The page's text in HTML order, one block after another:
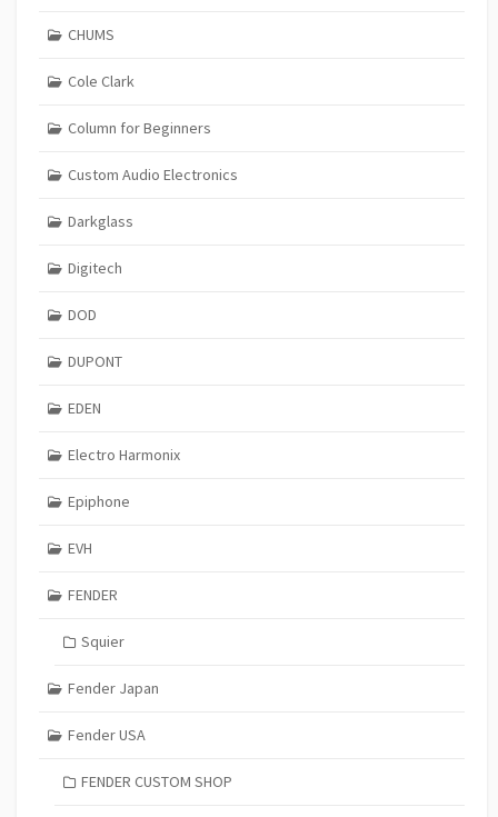
CHUMS
Cole Clark
Column for Beginners
Custom Audio Electronics
Darkglass
Digitech
DOD
DUPONT
EDEN
Electro Harmonix
Epiphone
EVH
FENDER
Squier
Fender Japan
Fender USA
FENDER CUSTOM SHOP